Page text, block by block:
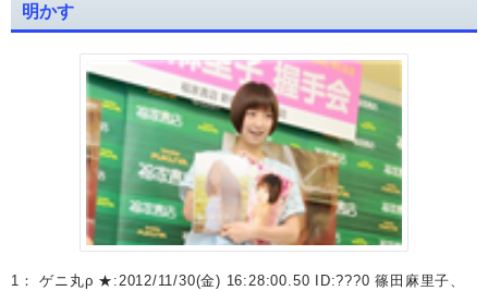
明かす
1： ゲニ丸ρ ★:2012/11/30(金) 16:28:00.50 ID:???0 篠田麻里子、